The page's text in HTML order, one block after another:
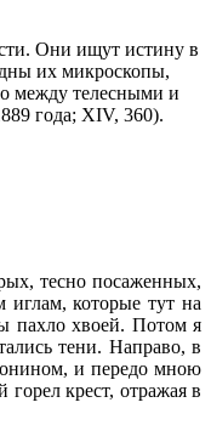
Они ищут истину в
их микроскопы,
между телесными и
года; XIV, 360).
тесно посаженных,
иглам, которые тут на
пахло хвоей. Потом я
тени. Направо, в
и передо мною
крест, отражая в